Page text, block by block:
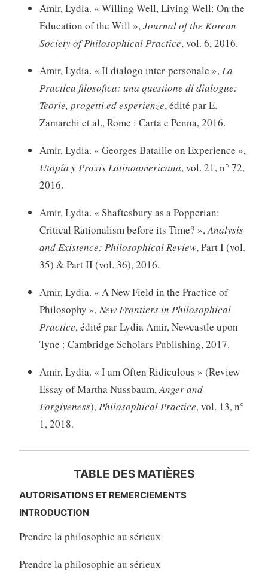
Amir, Lydia. « Willing Well, Living Well: On the
Education of the Will »,Journal of the Korean
Society of Philosophical Practice, vol. 6, 2016.
Amir, Lydia. « Il dialogo inter-personale »,La
Practica filosofica: una questione di dialogue:
Teorie, progetti ed esperienze, édité par E.
Zamarchi et al., Rome : Carta e Penna, 2016.
Amir, Lydia. « Georges Bataille on Experience »,
Utopía y Praxis Latinoamericana, vol. 21, n° 72,
2016.
Amir, Lydia. « Shaftesbury as a Popperian:
Critical Rationalism before its Time? »,Analysis
and Existence: Philosophical Review, Part I (vol.
35) & Part II (vol. 36), 2016.
Amir, Lydia. « A New Field in the Practice of
Philosophy »,New Frontiers in Philosophical
Practice, édité par Lydia Amir, Newcastle upon
Tyne : Cambridge Scholars Publishing, 2017.
Amir, Lydia. « I am Often Ridiculous » (Review
Essay of Martha Nussbaum,Anger and
Forgiveness),Philosophical Practice, vol. 13, n°
1, 2018.
TABLE DES MATIÈRES
AUTORISATIONS ET REMERCIEMENTS
INTRODUCTION
Prendre la philosophie au sérieux
Prendre la philosophie au sérieux